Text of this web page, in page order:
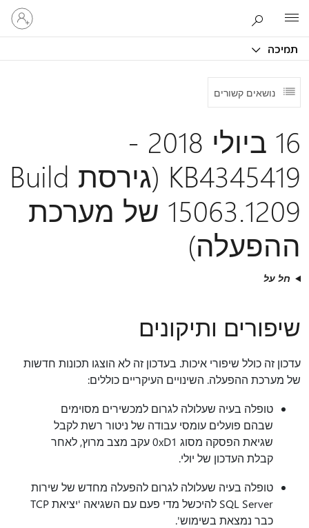
תמיכה
היכנס
לחשבון
שלך
נושאים קשורים
16 ביולי 2018 -
KB4345419 (גירסת Build
15063.1209 של מערכת
ההפעלה)
חל על
שיפורים ותיקונים
עדכון זה כולל שיפורי איכות. בעדכון זה ‏‫לא הוצגו תכונות חדשות
של מערכת ההפעלה. ‫השינויים העיקריים כוללים:
טופלה בעיה שעלולה לגרום למכשירים מסוימים
שבהם פועלים עומסי עבודה של ניטור רשת לקבל
שגיאת הפסקה מסוג 0xD1 עקב מצב מרוץ, לאחר
קבלת העדכון של יולי.
טופלה בעיה שעלולה לגרום להפעלה מחדש של שירות
SQL Server להיכשל מדי פעם עם השגיאה 'יציאת TCP
כבר נמצאת בשימוש'.